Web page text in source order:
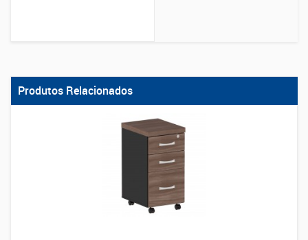
Produtos Relacionados